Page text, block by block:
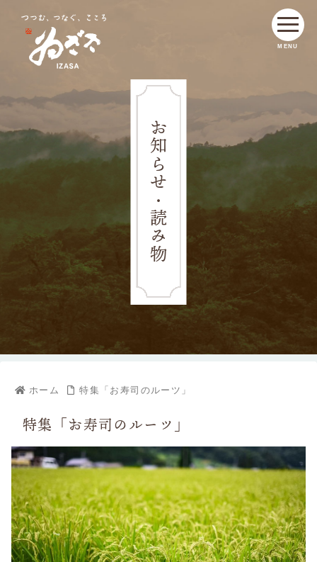
MENU
お知らせ・読み物
ホーム 特集「お寿司のルーツ」
特集「お寿司のルーツ」